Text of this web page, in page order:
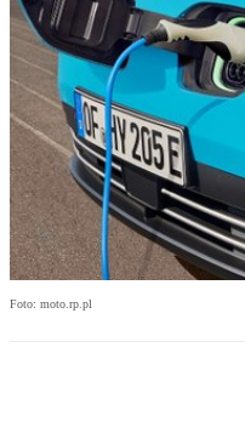
Foto: moto.rp.pl